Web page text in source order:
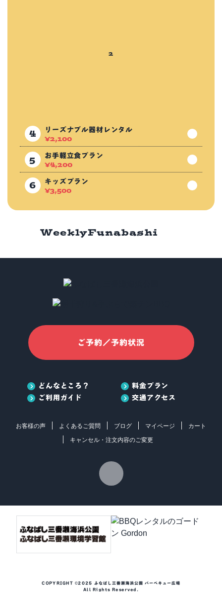
リーズナブル器材レンタル
¥2,100
お手軽立食プラン
¥4,200
キッズプラン
¥3,500
WeeklyFunabashi
ご予約／予約状況
どんなところ？
料金プラン
ご利用ガイド
交通アクセス
お客様の声 よくあるご質問 ブログ マイページ
カート
キャンセル・注文内容のご変更
COPYRIGHT ©2025 ふなばし三番瀬海浜公園 バーベキュー広場
All Rights Reserved.